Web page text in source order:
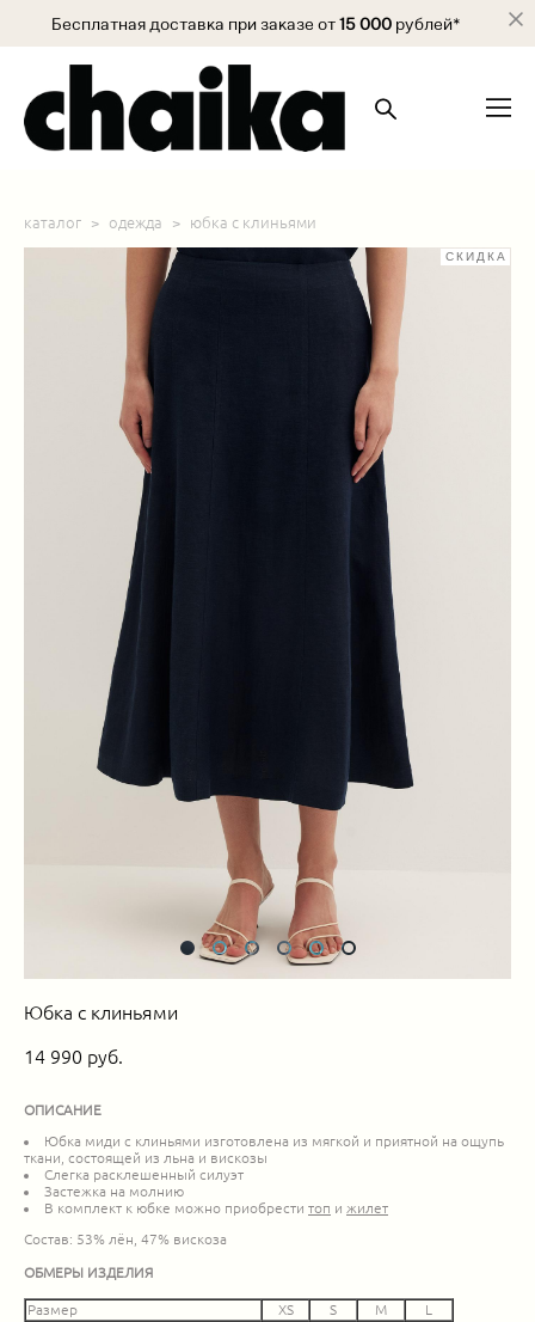
Бесплатная доставка при заказе от15 000рублей*
каталог > одежда > юбка с клиньями
СКИДКА
Юбка с клиньями
14 990 pуб.
ОПИСАНИЕ
Юбка миди с клиньями изготовлена из мягкой и приятной на ощупь
ткани, состоящей из льна и вискозы
Слегка расклешенный силуэт
Застежка на молнию
В комплект к юбке можно приобрести топ и жилет
Состав: 53% лён, 47% вискоза
ОБМЕРЫ ИЗДЕЛИЯ
Размер XS S M
L